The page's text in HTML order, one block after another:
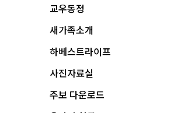
교우동정
새가족소개
하베스트라이프
사진자료실
주보 다운로드